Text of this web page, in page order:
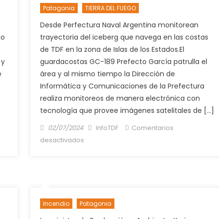
mesa,
lucha
y
levantamiento
olímpico
sumaron
medallas
Patagonia TIERRA DEL FUEGO
Desde Perfectura Naval Argentina monitorean
trayectoria del iceberg que navega en las costas
de TDF en la zona de Islas de los Estados.El
guardacostas GC-189 Prefecto García patrulla el
área y al mismo tiempo la Dirección de
Informática y Comunicaciones de la Prefectura
realiza monitoreos de manera electrónica con
tecnología que provee imágenes satelitales de […]
Posted
on
02/07/2024 Author
InfoTDF
Comentarios
desactivadosen
la
Incendio Patagonia